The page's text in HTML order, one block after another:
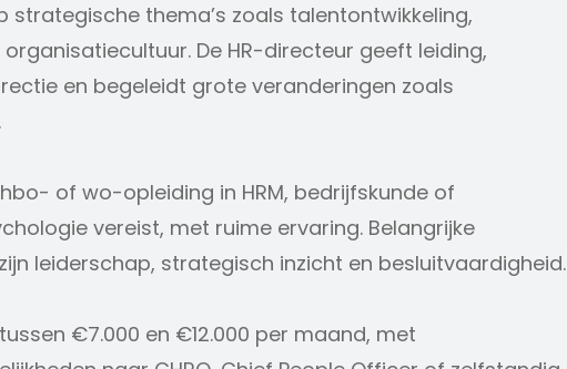
strategische thema’s zoals talentontwikkeling,
De HR-directeur geeft leiding,
en begeleidt grote veranderingen zoals
of wo-opleiding in HRM, bedrijfskunde of
vereist, met ruime ervaring. Belangrijke
leiderschap, strategisch inzicht en besluitvaardigheid.
€7.000 en €12.000 per maand, met